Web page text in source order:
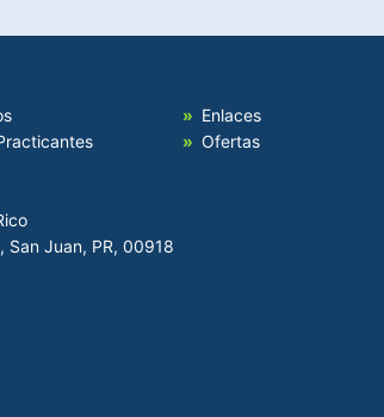
Enlaces
Ofertas
San Juan, PR, 00918